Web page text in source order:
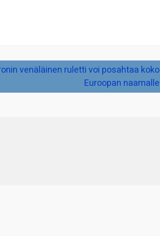
venäläinen ruletti voi posahtaa koko
Euroopan naamalle